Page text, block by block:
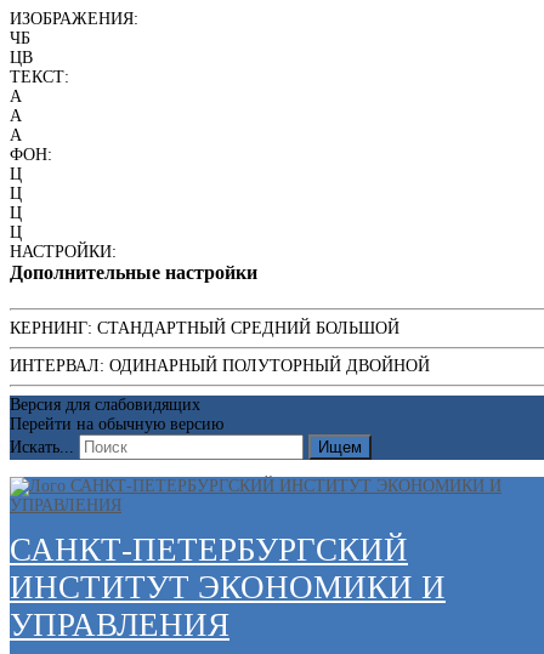
ИЗОБРАЖЕНИЯ:
ЧБ
ЦВ
ТЕКСТ:
A
A
A
ФОН:
Ц
Ц
Ц
Ц
НАСТРОЙКИ:
Дополнительные настройки
КЕРНИНГ: СТАНДАРТНЫЙ СРЕДНИЙ БОЛЬШОЙ
ИНТЕРВАЛ: ОДИНАРНЫЙ ПОЛУТОРНЫЙ ДВОЙНОЙ
Версия для слабовидящих
Перейти на обычную версию
Искать...
Ищем
САНКТ-ПЕТЕРБУРГСКИЙ
ИНСТИТУТ ЭКОНОМИКИ И
УПРАВЛЕНИЯ